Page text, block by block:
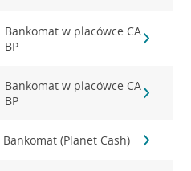
Bankomat w placówce CA
BP
Bankomat w placówce CA
BP
Bankomat (Planet Cash)